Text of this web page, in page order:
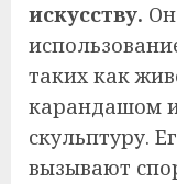
искусству.
таких как
карандашом
скульптуру.
вызывают